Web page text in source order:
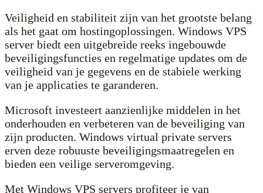
Veiligheid en stabiliteit zijn van het grootste belang
als het gaat om hostingoplossingen. Windows VPS
server biedt een uitgebreide reeks ingebouwde
beveiligingsfuncties en regelmatige updates om de
veiligheid van je gegevens en de stabiele werking
van je applicaties te garanderen.
Microsoft investeert aanzienlijke middelen in het
onderhouden en verbeteren van de beveiliging van
zijn producten. Windows virtual private servers
erven deze robuuste beveiligingsmaatregelen en
bieden een veilige serveromgeving.
Met Windows VPS servers profiteer je van